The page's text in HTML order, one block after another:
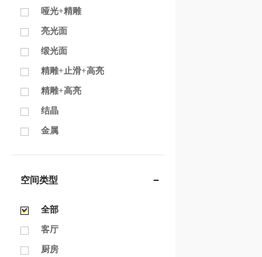
哑光+精雕
亮光面
缎光面
精雕+止滑+高亮
精雕+高亮
结晶
金属
空间类型
全部
客厅
厨房